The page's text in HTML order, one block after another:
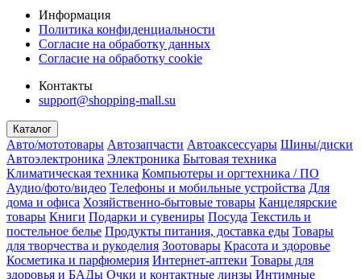
Информация
Политика конфиденциальности
Согласие на обработку данных
Согласие на обработку cookie
Контакты
support@shopping-mall.su
Каталог
Авто/мототовары Автозапчасти Автоаксессуары Шины/диски
Автоэлектроника Электроника Бытовая техника
Климатическая техника Компьютеры и оргтехника / ПО
Аудио/фото/видео Телефоны и мобильные устройства Для
дома и офиса Хозяйственно-бытовые товары Канцелярские
товары Книги Подарки и сувениры Посуда Текстиль и
постельное белье Продукты питания, доставка еды Товары
для творчества и рукоделия Зоотовары Красота и здоровье
Косметика и парфюмерия Интернет-аптеки Товары для
здоровья и БАДы Очки и контактные линзы Интимные